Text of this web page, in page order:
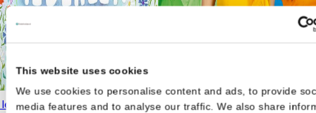
This website uses cookies
We use cookies to personalise content and ads, to provide
media features and to analyse our traffic. We also share
- Iedereen is